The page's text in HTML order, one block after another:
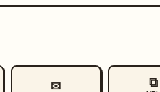
✉ ⧉